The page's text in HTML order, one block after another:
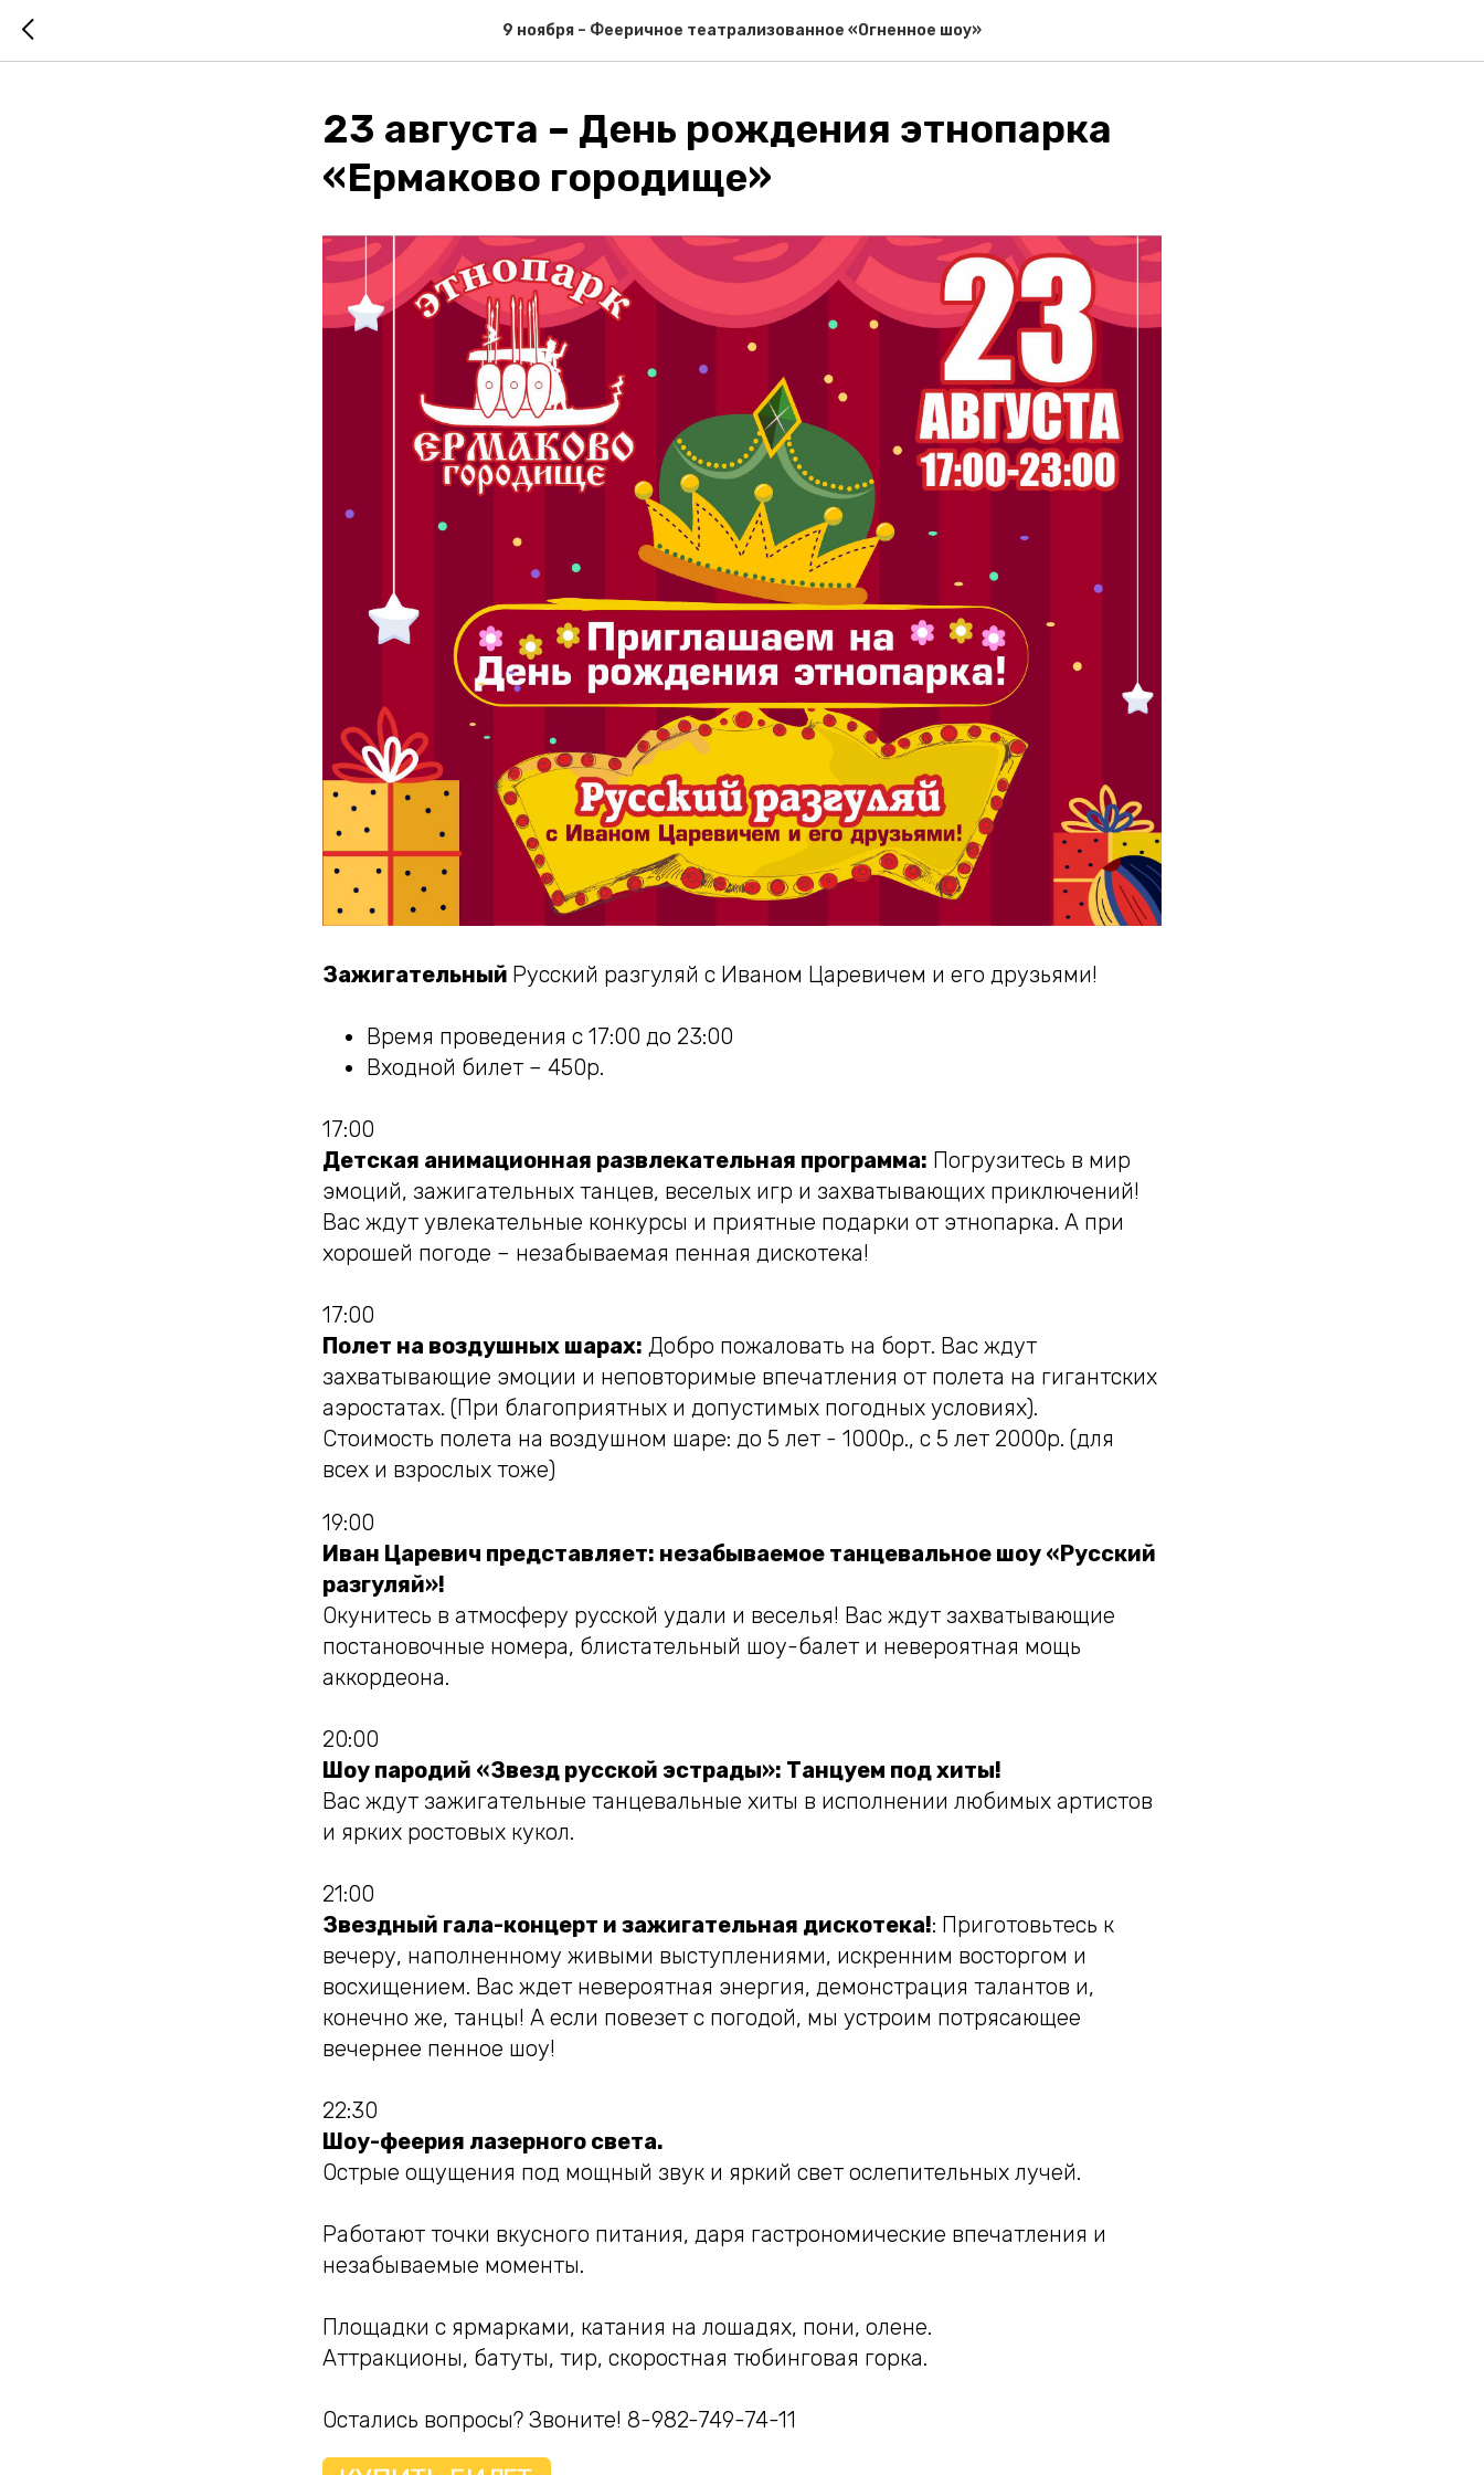
9 ноября – Фееричное театрализованное «Огненное шоу»
23 августа – День рождения этнопарка
«Ермаково городище»
Зажигательный Русский разгуляй с Иваном Царевичем и его друзьями!
Время проведения с 17:00 до 23:00
Входной билет – 450р.
17:00
Детская анимационная развлекательная программа: Погрузитесь в мир
эмоций, зажигательных танцев, веселых игр и захватывающих приключений!
Вас ждут увлекательные конкурсы и приятные подарки от этнопарка. А при
хорошей погоде – незабываемая пенная дискотека!
17:00
Полет на воздушных шарах: Добро пожаловать на борт. Вас ждут
захватывающие эмоции и неповторимые впечатления от полета на гигантских
аэростатах. (При благоприятных и допустимых погодных условиях).
Стоимость полета на воздушном шаре: до 5 лет - 1000р., с 5 лет 2000р. (для
всех и взрослых тоже)
19:00
Иван Царевич представляет: незабываемое танцевальное шоу «Русский
разгуляй»!
Окунитесь в атмосферу русской удали и веселья! Вас ждут захватывающие
постановочные номера, блистательный шоу-балет и невероятная мощь
аккордеона.
20:00
Шоу пародий «Звезд русской эстрады»: Танцуем под хиты!
Вас ждут зажигательные танцевальные хиты в исполнении любимых артистов
и ярких ростовых кукол.
21:00
Звездный гала-концерт и зажигательная дискотека!: Приготовьтесь к
вечеру, наполненному живыми выступлениями, искренним восторгом и
восхищением. Вас ждет невероятная энергия, демонстрация талантов и,
конечно же, танцы! А если повезет с погодой, мы устроим потрясающее
вечернее пенное шоу!
22:30
Шоу-феерия лазерного света.
Острые ощущения под мощный звук и яркий свет ослепительных лучей.
Работают точки вкусного питания, даря гастрономические впечатления и
незабываемые моменты.
Площадки с ярмарками, катания на лошадях, пони, олене.
Аттракционы, батуты, тир, скоростная тюбинговая горка.
Остались вопросы? Звоните! 8-982-749-74-11